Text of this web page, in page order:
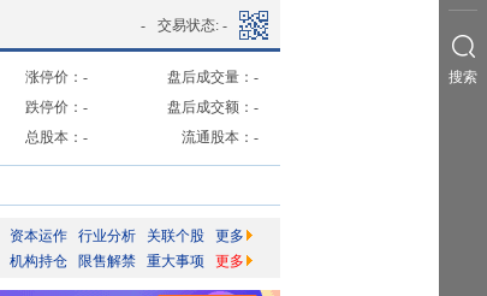
- 交易状态: -
涨停价： - 盘后成交量： -
跌停价： - 盘后成交额： -
总股本： - 流通股本： -
资本运作 行业分析 关联个股
更多
机构持仓 限售解禁 重大事项 更多
搜索